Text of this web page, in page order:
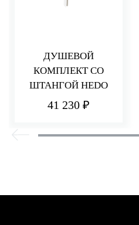
ДУШЕВОЙ
КОМПЛЕКТ СО
ШТАНГОЙ HEDO
41 230 ₽